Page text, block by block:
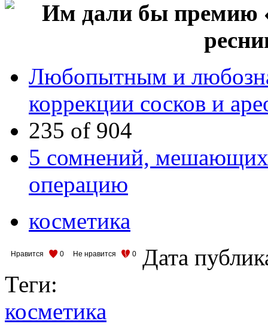
Любопытным и
коррекции сосков и
235 of 904
5 сомнений, мешающих
операцию
косметика
Нравится 0 Не нравится 0
Дата
Теги:
косметика